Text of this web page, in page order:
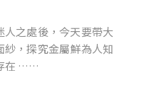
之處後，今天要帶大
，探究金屬鮮為人知
在 ……